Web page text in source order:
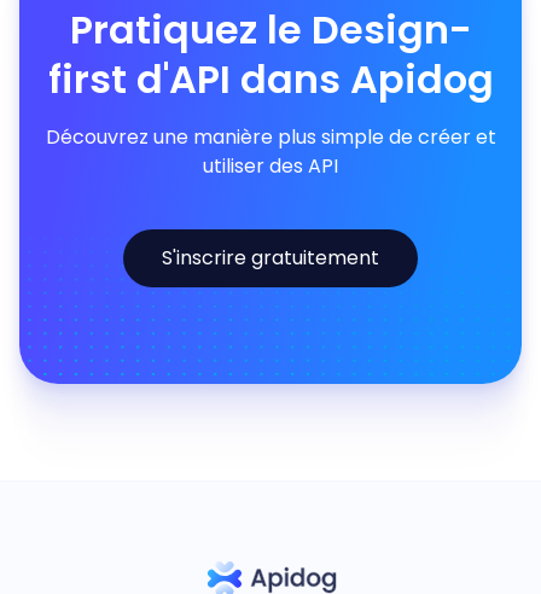
Pratiquez le Design-
first d'API dans Apidog
Découvrez une manière plus simple de créer et
utiliser des API
S'inscrire gratuitement